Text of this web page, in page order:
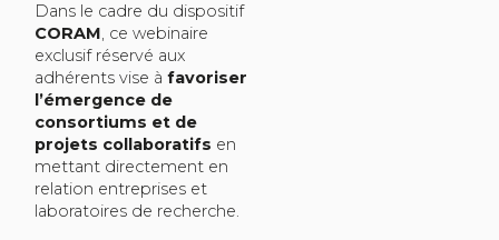
Dans le cadre du dispositif
CORAM, ce webinaire
exclusif réservé aux
adhérents vise àfavoriser
l’émergence de
consortiums et de
projets collaboratifs en
mettant directement en
relation entreprises et
laboratoires de recherche.